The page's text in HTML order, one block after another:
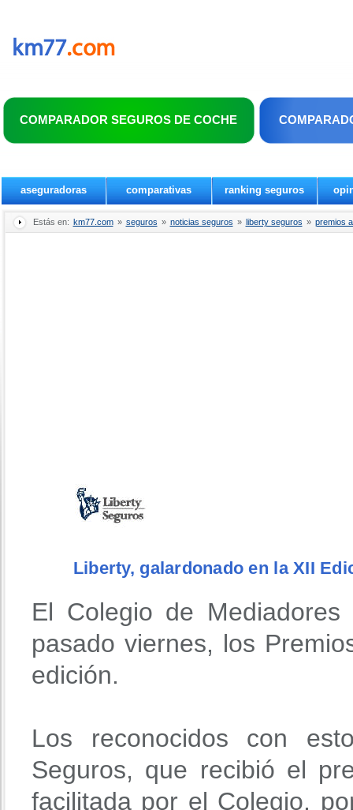
COMPARADOR SEGUROS DE COCHE
aseguradoras comparativas ranking seguros
Estás en: km77.com » seguros » noticias seguros » liberty seguros » premios
Liberty, galardonado en la XII
El Colegio de
pasado viernes, los
edición.
Los reconocidos con
Seguros, que recibió el
facilitada por el Colegio,